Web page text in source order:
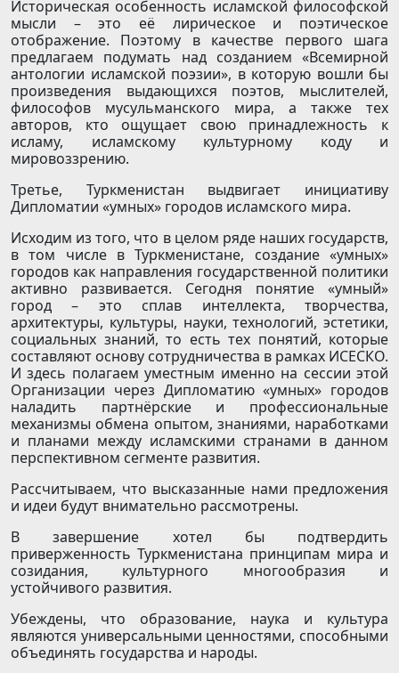
Историческая особенность исламской философской
мысли – это её лирическое и поэтическое
отображение. Поэтому в качестве первого шага
предлагаем подумать над созданием «Всемирной
антологии исламской поэзии», в которую вошли бы
произведения выдающихся ­поэтов, мыслителей,
философов мусульманского мира, а также тех
авторов, кто ощущает свою принадлежность к
исламу, исламскому культурному коду и
мировоззрению.
Третье, Туркменистан выдвигает инициативу
Дипломатии «умных» городов исламского мира.
Исходим из того, что в целом ряде наших государств,
в том числе в Туркменистане, создание «умных»
городов как направления государственной политики
активно развивается. Сегодня понятие «умный»
город – это сплав интеллекта, творчества,
архитектуры, культуры, ­науки, технологий, эстетики,
социальных знаний, то есть тех понятий, которые
составляют основу сотрудничества в рамках ИСЕСКО.
И здесь полагаем уместным именно на сессии этой
Организации через Дипломатию «умных» городов
наладить парт­нёрские и профессиональные
механизмы обмена опытом, знаниями, наработками
и планами между исламскими странами в данном
перспективном сегменте развития.
Рассчитываем, что высказанные нами предложения
и идеи будут внимательно рассмотрены.
В завершение хотел бы подтвердить
приверженность Туркменистана принципам мира и
созидания, культурного многообразия и
устойчивого развития.
Убеждены, что образование, наука и культура
являются универсальными ценностями, способными
объединять государства и народы.